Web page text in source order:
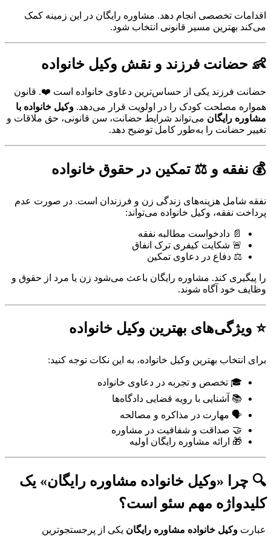
اقدامات تخصصی انجام دهد. مشاوره رایگان در این زمینه کمک
می‌کند بهترین مسیر قانونی انتخاب شود.
👶 حضانت فرزند و نقش وکیل خانواده
حضانت فرزند یکی از حساس‌ترین دعاوی خانواده است ❤️. قانون
همواره مصلحت کودک را در اولویت قرار می‌دهد. وکیل خانواده با
مشاوره رایگان می‌تواند شرایط حضانت، سن قانونی، حق ملاقات و
تغییر حضانت را به‌طور کامل توضیح دهد.
💰 نفقه و ⚖️ تمکین در حقوق خانواده
نفقه شامل هزینه‌های زندگی زن و فرزندان است. در صورت عدم
پرداخت نفقه، وکیل خانواده می‌تواند:
📄 دادخواست مطالبه نفقه
🚨 شکایت کیفری ترک انفاق
⚖️ دفاع در دعاوی تمکین
را پیگیری کند. مشاوره رایگان باعث می‌شود زن یا مرد از حقوق و
وظایف خود آگاه شوند.
⭐ ویژگی‌های بهترین وکیل خانواده
برای انتخاب بهترین وکیل خانواده، به این نکات توجه کنید:
🎓 تخصص و تجربه در دعاوی خانواده
📚 آشنایی با رویه قضایی دادگاه‌ها
🗣️ مهارت در مذاکره و مصالحه
🤝 صداقت و شفافیت در مشاوره
🎁 ارائه مشاوره رایگان اولیه
🔍 چرا «وکیل خانواده مشاوره رایگان» یک
کلیدواژه مهم سئو است؟
عبارت وکیل خانواده مشاوره رایگان یکی از پرجستجوترین